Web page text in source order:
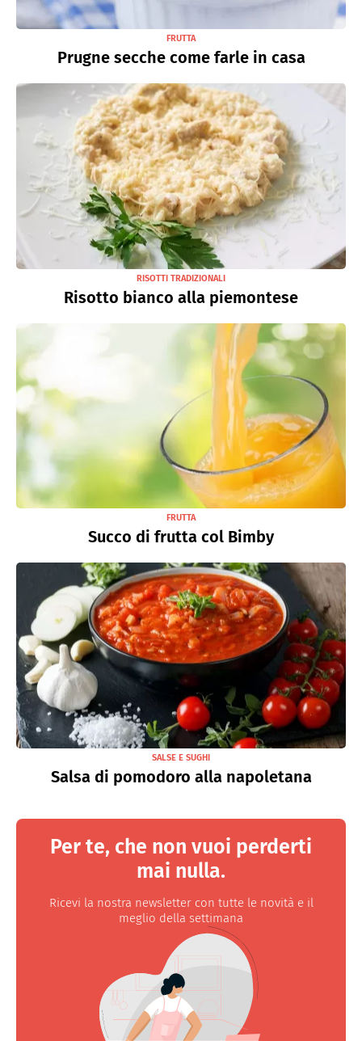
FRUTTA
Prugne secche come farle in casa
RISOTTI TRADIZIONALI
Risotto bianco alla piemontese
FRUTTA
Succo di frutta col Bimby
SALSE E SUGHI
Salsa di pomodoro alla napoletana
Per te, che non vuoi perderti
mai nulla.
Ricevi la nostra newsletter con tutte le novità e il
meglio della settimana